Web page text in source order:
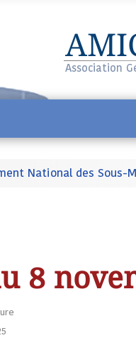
Association
National des Sous-
8